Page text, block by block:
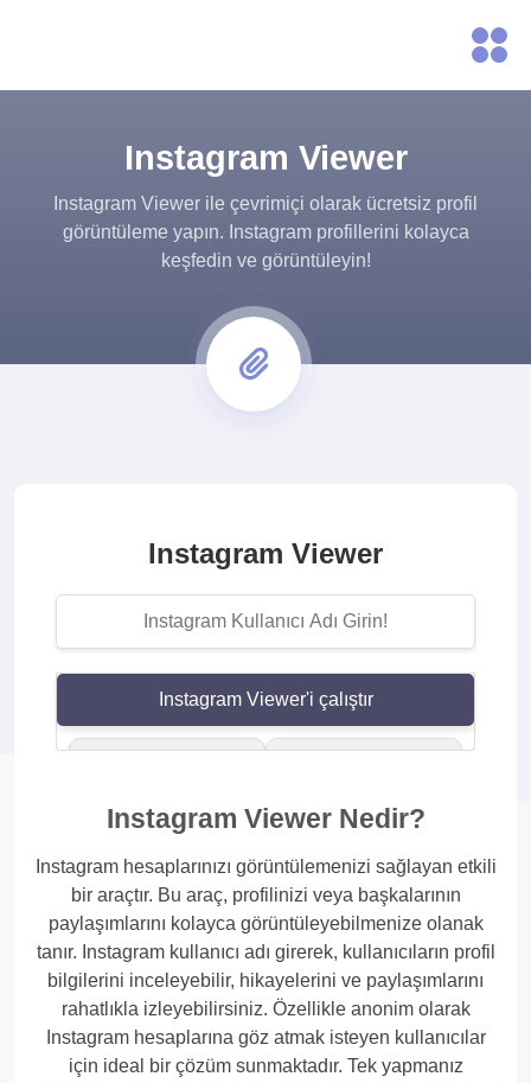
Instagram Viewer
Instagram Viewer ile çevrimiçi olarak ücretsiz profil
görüntüleme yapın. Instagram profillerini kolayca
keşfedin ve görüntüleyin!
Instagram Viewer
Instagram Viewer'i çalıştır
Görüntüleyici
Kullanıcı Aracı
Hikaye
Görüntüleyici
Reels
Görüntüleme Aracı
Anket Oylama
Görüntüleyici
Görüntüleyici
Instagram Viewer Nedir?
Instagram hesaplarınızı görüntülemenizi sağlayan etkili
bir araçtır. Bu araç, profilinizi veya başkalarının
paylaşımlarını kolayca görüntüleyebilmenize olanak
tanır. Instagram kullanıcı adı girerek, kullanıcıların profil
bilgilerini inceleyebilir, hikayelerini ve paylaşımlarını
rahatlıkla izleyebilirsiniz. Özellikle anonim olarak
Instagram hesaplarına göz atmak isteyen kullanıcılar
için ideal bir çözüm sunmaktadır. Tek yapmanız